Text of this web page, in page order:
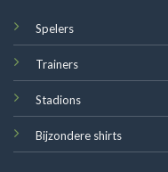
Spelers
Trainers
Stadions
Bijzondere shirts